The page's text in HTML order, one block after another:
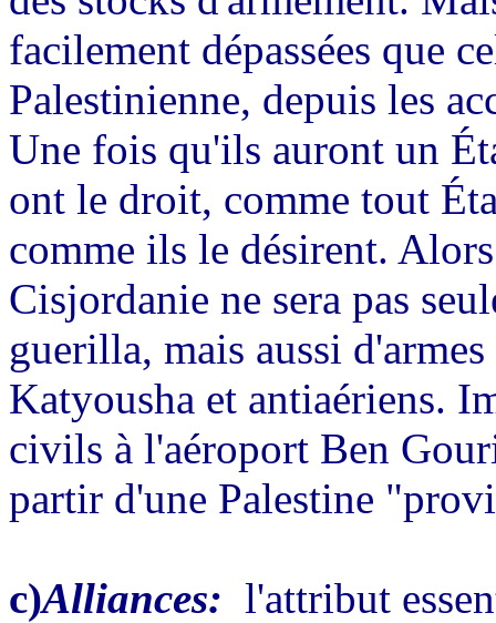
facilement dépassées que
Palestinienne, depuis les
Une fois qu'ils auront un
ont le droit, comme tout
comme ils le désirent.
Cisjordanie ne sera pas
guerilla, mais aussi
Katyousha et antiaériens.
civils à l'aéroport Ben
partir d'une Palestine
c)Alliances: l'attribut